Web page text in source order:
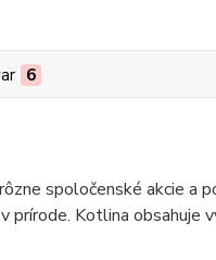
6
spoločenské akcie a
Kotlina obsahuje